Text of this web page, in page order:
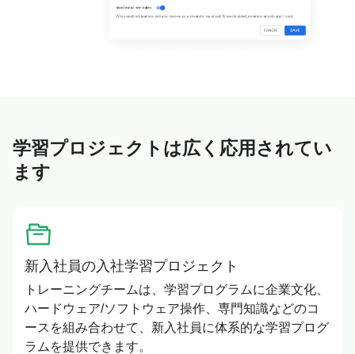
学習プロジェクトは広く応用されてい
ます
新入社員の入社学習プロジェクト
トレーニングチームは、学習プログラムに企業文化、
ハードウェア/ソフトウェア操作、専門知識などのコ
ースを組み合わせて、新入社員に体系的な学習プログ
ラムを提供できます。